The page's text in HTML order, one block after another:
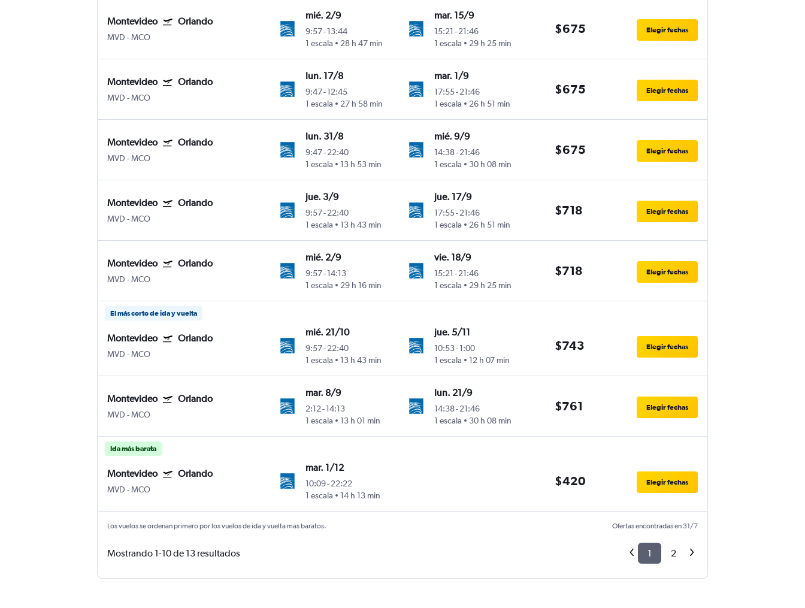
Montevideo Orlando
MVD -MCO
mié. 2/9
9:57-13:44
1 escala
28 h 47 min
mar. 15/9
15:21 -21:46
1 escala
29 h 25 min
$675 Elegir fechas
Montevideo Orlando
MVD -MCO
lun. 17/8
9:47-12:45
1 escala
27 h 58 min
mar. 1/9
17:55-21:46
1 escala
26 h 51 min
$675 Elegir fechas
Montevideo Orlando
MVD -MCO
lun. 31/8
9:47-22:40
1 escala
13 h 53 min
mié. 9/9
14:38-21:46
1 escala
30 h 08 min
$675 Elegir fechas
Montevideo Orlando
MVD -MCO
jue. 3/9
9:57-22:40
1 escala
13 h 43 min
jue. 17/9
17:55-21:46
1 escala
26 h 51 min
$718 Elegir fechas
Montevideo Orlando
MVD -MCO
mié. 2/9
9:57-14:13
1 escala
29 h 16 min
vie. 18/9
15:21 -21:46
1 escala
29 h 25 min
$718 Elegir fechas
El más corto de ida y vuelta
Montevideo Orlando
MVD -MCO
mié. 21/10
9:57-22:40
1 escala
13 h 43 min
jue. 5/11
10:53-1:00
1 escala
12 h 07 min
$743 Elegir fechas
Montevideo Orlando
MVD -MCO
mar. 8/9
2:12-14:13
1 escala
13 h 01 min
lun. 21/9
14:38-21:46
1 escala
30 h 08 min
$761 Elegir fechas
Ida más barata
Montevideo Orlando
MVD -MCO
mar. 1/12
10:09-22:22
1 escala
14 h 13 min
$420 Elegir fechas
Los vuelos se ordenan primero por los vuelos de ida y vuelta más baratos. Ofertas encontradas en 31/7
Mostrando 1-10 de 13 resultados 1 2